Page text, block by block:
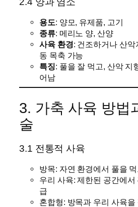
용도: 양모, 유제품, 고기
종류: 메리노 양, 산양
사육 환경: 건조하거나 산악
동 목축 가능
특징: 풀을 잘 먹고, 산악 지
어남
3. 가축 사육 방법
술
3.1 전통적 사육
방목: 자연 환경에서 풀을
우리 사육: 제한된 공간에
급
혼합형: 방목과 우리 사육을